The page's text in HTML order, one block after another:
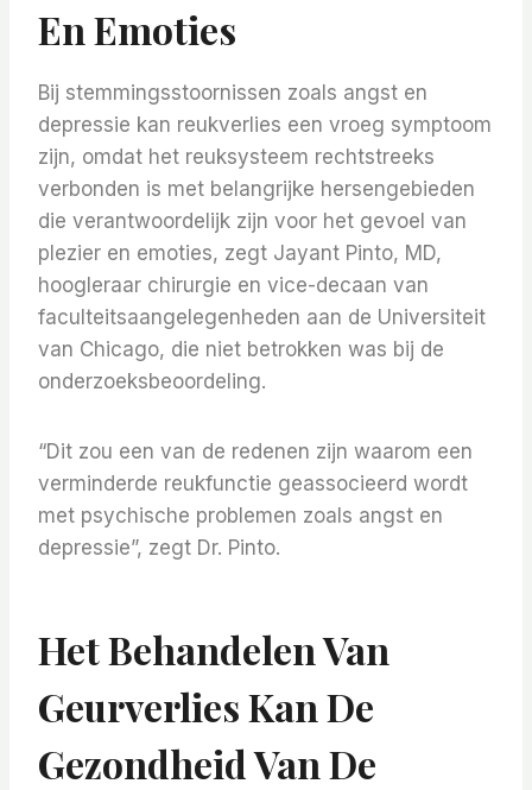
En Emoties
Bij stemmingsstoornissen zoals angst en
depressie kan reukverlies een vroeg symptoom
zijn, omdat het reuksysteem rechtstreeks
verbonden is met belangrijke hersengebieden
die verantwoordelijk zijn voor het gevoel van
plezier en emoties, zegt Jayant Pinto, MD,
hoogleraar chirurgie en vice-decaan van
faculteitsaangelegenheden aan de Universiteit
van Chicago, die niet betrokken was bij de
onderzoeksbeoordeling.
“Dit zou een van de redenen zijn waarom een ​​
verminderde reukfunctie geassocieerd wordt
met psychische problemen zoals angst en
depressie”, zegt Dr. Pinto.
Het Behandelen Van
Geurverlies Kan De
Gezondheid Van De